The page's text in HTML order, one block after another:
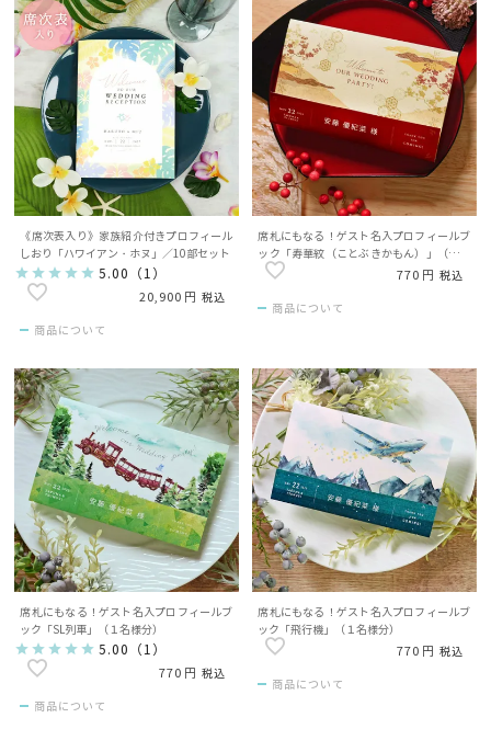
《席次表入り》家族紹介付きプロフィール
しおり「ハワイアン・ホヌ」／10部セット
5.00 （ 1 ）
20,900 税込
商品について
席札にもなる！ゲスト名入プロフィールブ
ック「寿華紋（ことぶきかもん）」（１名
様分）
770 税込
商品について
席札にもなる！ゲスト名入プロフィールブ
ック「SL列車」（１名様分）
5.00 （ 1 ）
770 税込
商品について
席札にもなる！ゲスト名入プロフィールブ
ック「飛行機」（１名様分）
770 税込
商品について